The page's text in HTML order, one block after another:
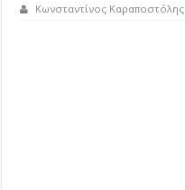
Κωνσταντίνος Καραποστόλης